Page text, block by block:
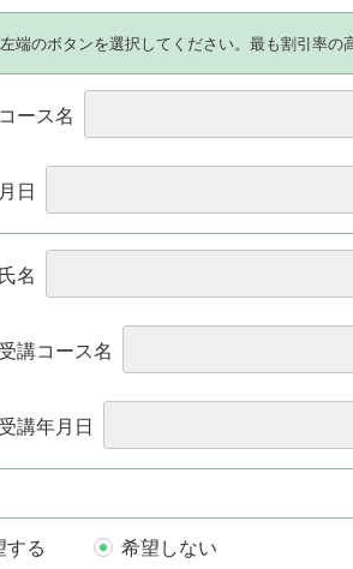
端のボタンを選択してください。最も割引率の
ース名
日
名
講コース名
講年月日
する 希望しない